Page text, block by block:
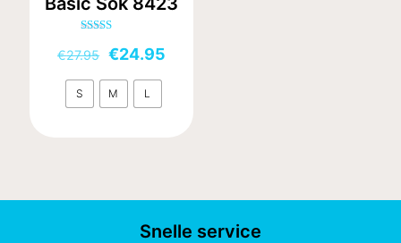
de
productpagina
5.00
uit 5
€27.95 Oorspronkelijke
was:
€24.95
S M L
meerdere
variaties.Snelle service